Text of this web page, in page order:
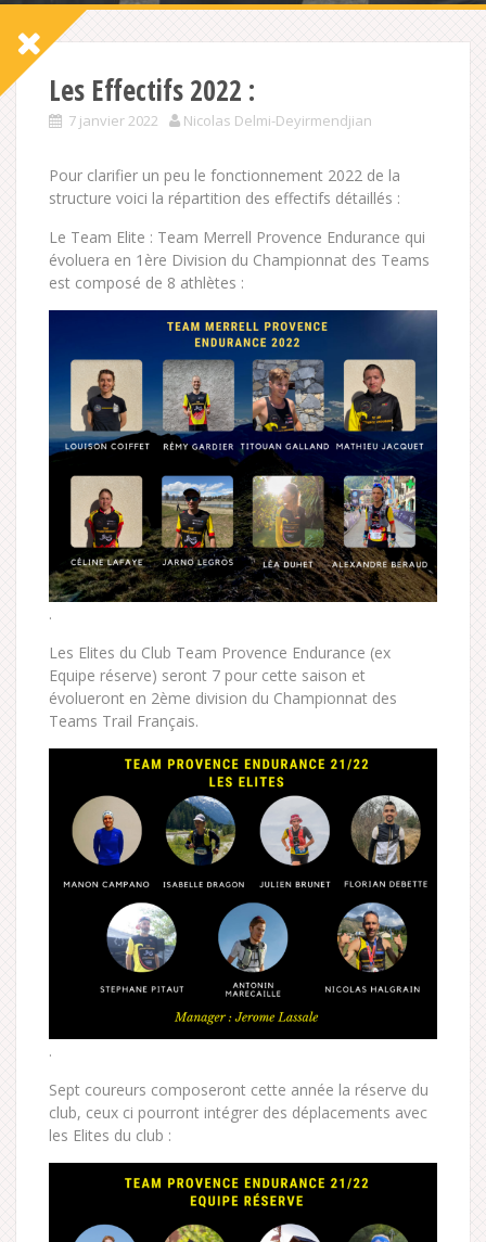
Les Effectifs 2022 :
7 janvier 2022 Nicolas Delmi-Deyirmendjian
Pour clarifier un peu le fonctionnement 2022 de la
structure voici la répartition des effectifs détaillés :
Le Team Elite : Team Merrell Provence Endurance qui
évoluera en 1ère Division du Championnat des Teams
est composé de 8 athlètes :
.
Les Elites du Club Team Provence Endurance (ex
Equipe réserve) seront 7 pour cette saison et
évolueront en 2ème division du Championnat des
Teams Trail Français.
.
Sept coureurs composeront cette année la réserve du
club, ceux ci pourront intégrer des déplacements avec
les Elites du club :